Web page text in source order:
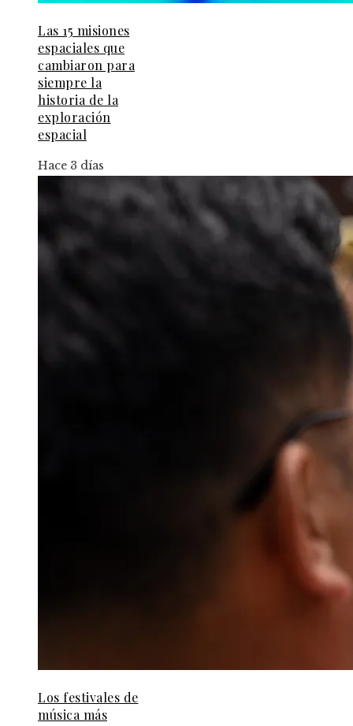
Las 15 misiones
espaciales que
cambiaron para
siempre la
historia de la
exploración
espacial
Hace 3 días
Los festivales de
música más